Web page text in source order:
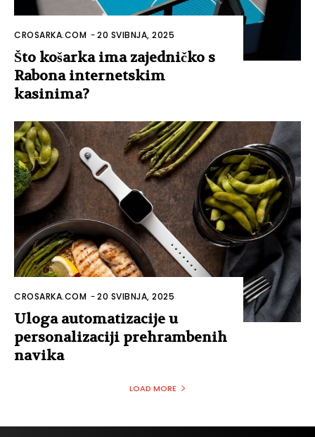
CROSARKA.COM -20 SVIBNJA, 2025
Što košarka ima zajedničko s
Rabona internetskim
kasinima?
CROSARKA.COM -20 SVIBNJA, 2025
Uloga automatizacije u
personalizaciji prehrambenih
navika
LOAD MORE